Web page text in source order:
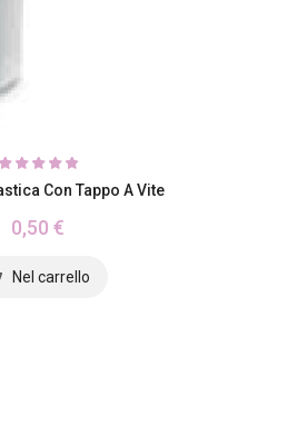
Con Tappo A Vite
0,50 €